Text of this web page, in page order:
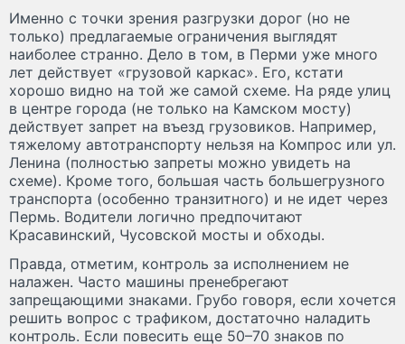
Именно с точки зрения разгрузки дорог (но не
только) предлагаемые ограничения выглядят
наиболее странно. Дело в том, в Перми уже много
лет действует «грузовой каркас». Его, кстати
хорошо видно на той же самой схеме. На ряде улиц
в центре города (не только на Камском мосту)
действует запрет на въезд грузовиков. Например,
тяжелому автотранспорту нельзя на Компрос или ул.
Ленина (полностью запреты можно увидеть на
схеме). Кроме того, большая часть большегрузного
транспорта (особенно транзитного) и не идет через
Пермь. Водители логично предпочитают
Красавинский, Чусовской мосты и обходы.
Правда, отметим, контроль за исполнением не
налажен. Часто машины пренебрегают
запрещающими знаками. Грубо говоря, если хочется
решить вопрос с трафиком, достаточно наладить
контроль. Если повесить еще 50–70 знаков по